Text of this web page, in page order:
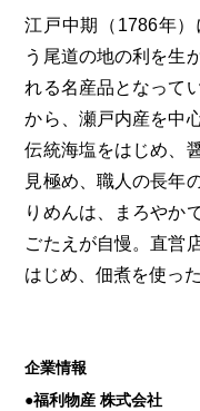
江戸中期（1786年
う尾道の地の利を生
れる名産品となって
から、瀬戸内産を中
伝統海塩をはじめ、
見極め、職人の長年
りめんは、まろやか
ごたえが自慢。直営
はじめ、佃煮を使っ
企業情報
●福利物産 株式会社